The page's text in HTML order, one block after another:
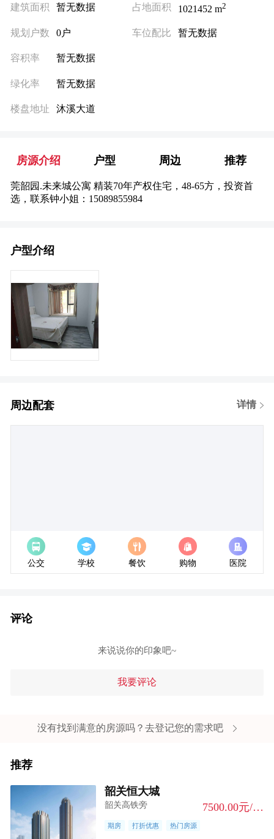
建筑面积 暂无数据 占地面积 1021452 m2
规划户数 0户 车位配比 暂无数据
容积率 暂无数据
绿化率 暂无数据
楼盘地址 沐溪大道
房源介绍 户型 周边 推荐
莞韶园.未来城公寓 精装70年产权住宅，48-65方，投资首
选，联系钟小姐：15089855984
户型介绍
周边配套 详情
经度:
公交 学校 餐饮 购物 医院
评论
来说说你的印象吧~
我要评论
没有找到满意的房源吗？去登记您的需求吧
推荐
韶关恒大城
韶关高铁旁 7500.00元/m²
期房 打折优惠 热门房源